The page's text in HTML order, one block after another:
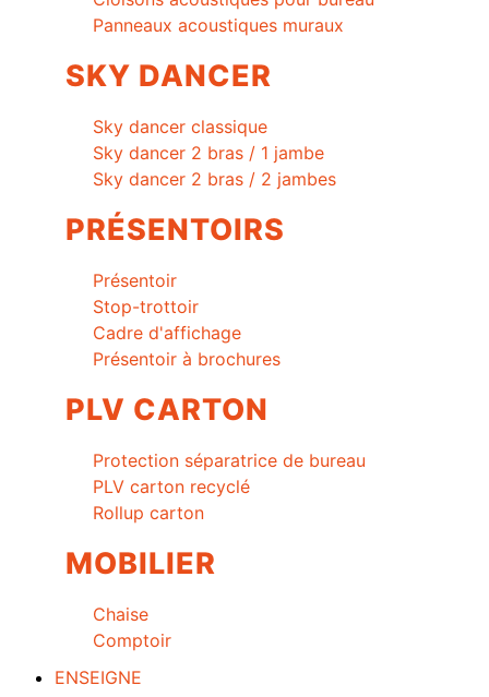
Panneaux acoustiques muraux
SKY DANCER
Sky dancer classique
Sky dancer 2 bras / 1 jambe
Sky dancer 2 bras / 2 jambes
PRÉSENTOIRS
Présentoir
Stop-trottoir
Cadre d'affichage
Présentoir à brochures
PLV CARTON
Protection séparatrice de bureau
PLV carton recyclé
Rollup carton
MOBILIER
Chaise
Comptoir
ENSEIGNE